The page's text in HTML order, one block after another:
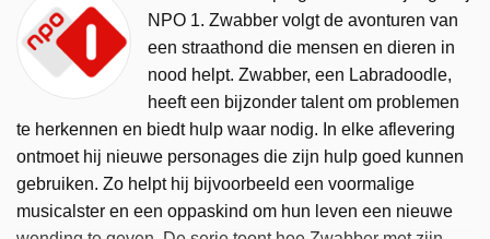
NPO 1. Zwabber volgt de avonturen van
een straathond die mensen en dieren in
nood helpt. Zwabber, een Labradoodle,
heeft een bijzonder talent om problemen
te herkennen en biedt hulp waar nodig. In elke aflevering
ontmoet hij nieuwe personages die zijn hulp goed kunnen
gebruiken. Zo helpt hij bijvoorbeeld een voormalige
musicalster en een oppaskind om hun leven een nieuwe